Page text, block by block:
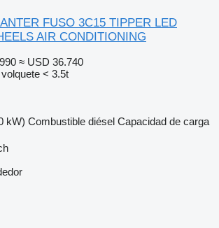
FUSO 3C15 TIPPER LED
AIR CONDITIONING
≈ USD 36.740
< 3.5t
kW) Combustible diésel Capacidad de carga